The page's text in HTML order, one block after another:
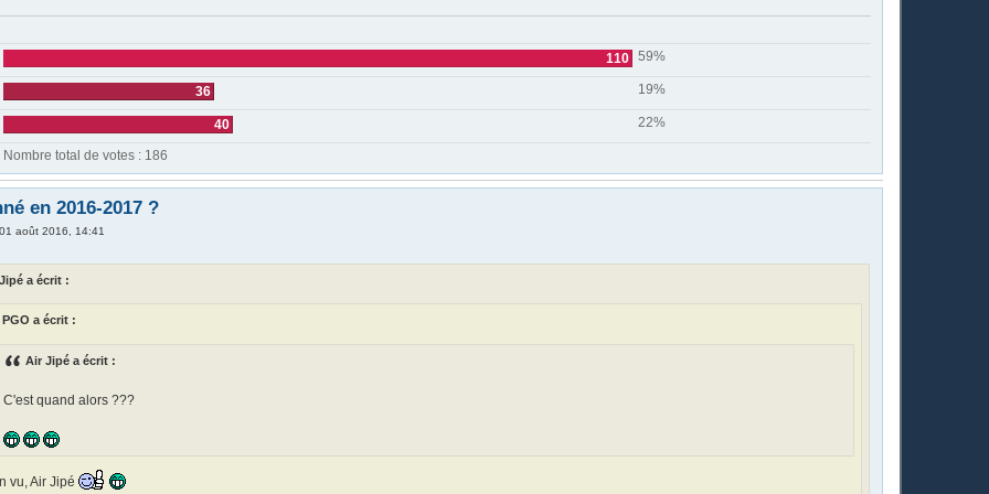
110 59%
36 19%
40 22%
Nombre total de votes : 186
en 2016-2017 ?
01 août 2016, 14:41
a écrit :
PGO a écrit :
Air Jipé a écrit :
C'est quand alors ???
vu, Air Jipé